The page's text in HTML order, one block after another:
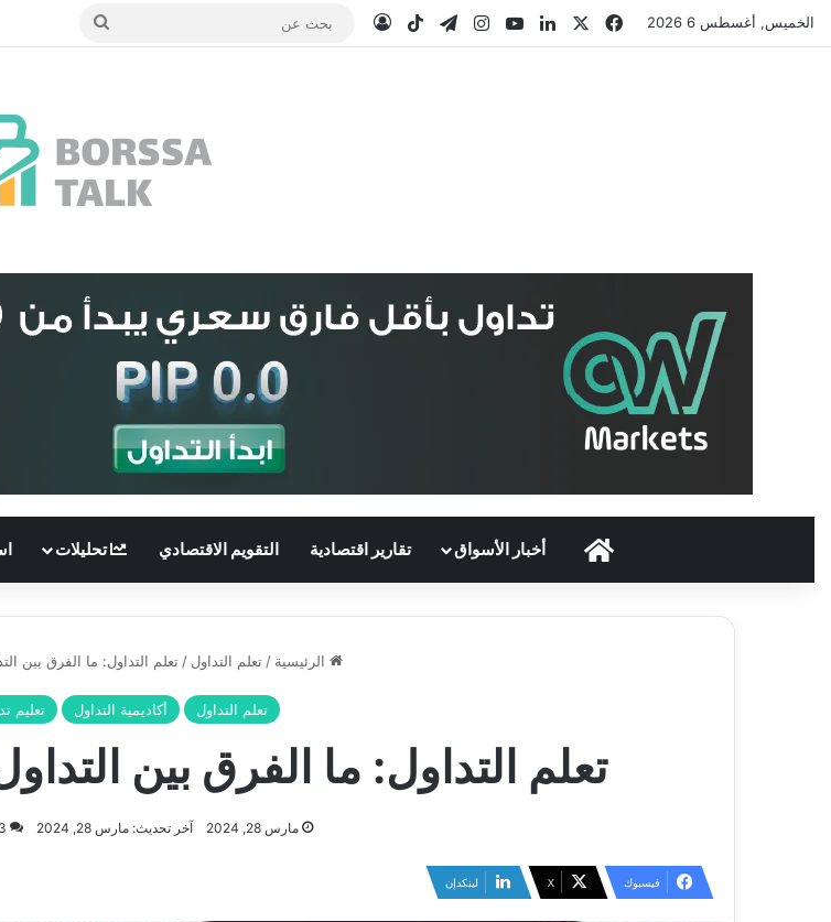
الخميس, أغسطس 6 2026 فيسبوك لينكدإن‫YouTubeانستقرامتيلقرام‫TikTokتسجيل الدخول
الرئيسيةأخبار الأسواق تقارير اقتصادية التقويم الاقتصادي تحليلات
الرئيسية / تعلم التداول / تعلم التداول: ما الفرق بين
تعلم التداول أكاديمية التداول تعليم
تعلم التداول: ما الفرق بين
مارس 28, 2024 آخر تحديث: مارس 28, 2024 3
فيسبوك ‫X لينكدإن